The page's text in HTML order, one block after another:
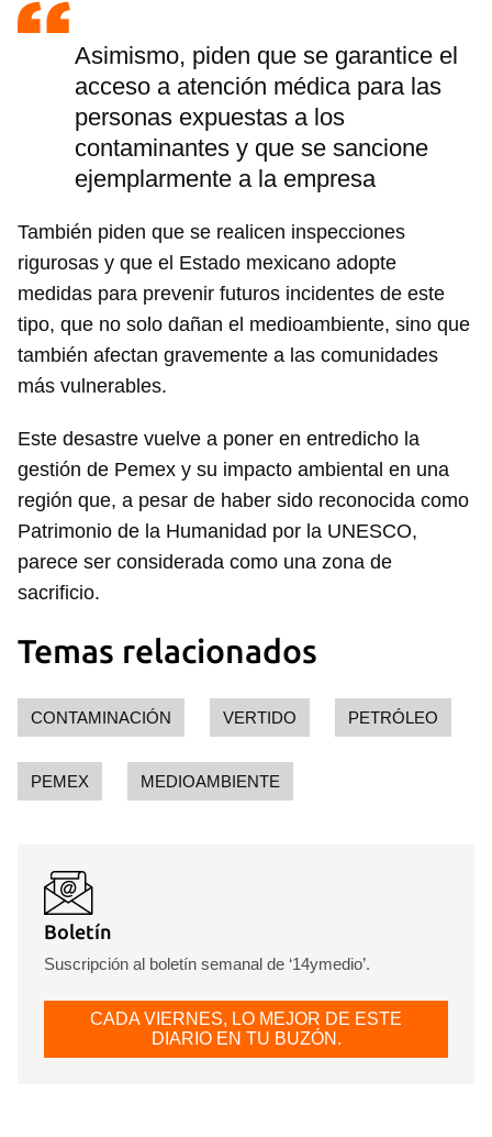
Asimismo, piden que se garantice el
acceso a atención médica para las
personas expuestas a los
contaminantes y que se sancione
ejemplarmente a la empresa
También piden que se realicen inspecciones
rigurosas y que el Estado mexicano adopte
medidas para prevenir futuros incidentes de este
tipo, que no solo dañan el medioambiente, sino que
también afectan gravemente a las comunidades
más vulnerables.
Este desastre vuelve a poner en entredicho la
gestión de Pemex y su impacto ambiental en una
región que, a pesar de haber sido reconocida como
Patrimonio de la Humanidad por la UNESCO,
parece ser considerada como una zona de
sacrificio.
Temas relacionados
CONTAMINACIÓN VERTIDO PETRÓLEO
PEMEX MEDIOAMBIENTE
Boletín
Suscripción al boletín semanal de ‘14ymedio’.
CADA VIERNES, LO MEJOR DE ESTE
DIARIO EN TU BUZÓN.